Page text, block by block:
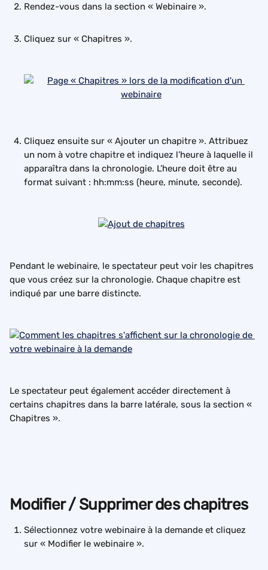
Rendez-vous dans la section « Webinaire ».
Cliquez sur « Chapitres ».
Cliquez ensuite sur « Ajouter un chapitre ». Attribuez
un nom à votre chapitre et indiquez l’heure à laquelle il
apparaîtra dans la chronologie. L’heure doit être au
format suivant : hh:mm:ss (heure, minute, seconde).
Pendant le webinaire, le spectateur peut voir les chapitres
que vous créez sur la chronologie. Chaque chapitre est
indiqué par une barre distincte.
Le spectateur peut également accéder directement à
certains chapitres dans la barre latérale, sous la section «
Chapitres ».
Modifier / Supprimer des chapitres
Sélectionnez votre webinaire à la demande et cliquez
sur « Modifier le webinaire ».